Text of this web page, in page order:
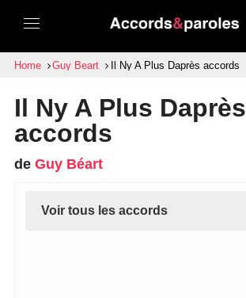
Home Guy Beart Il Ny A Plus Daprès accords
Il Ny A Plus Daprès
accords
de Guy Béart
Voir tous les accords